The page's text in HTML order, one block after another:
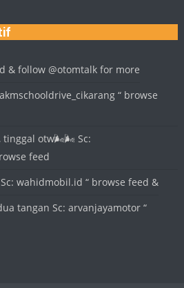
& follow @otomtalk for more
“ browse
tinggal otw🌬🌬 Sc:
feed
wahidmobil.id “ browse feed &
tangan Sc: arvanjayamotor “